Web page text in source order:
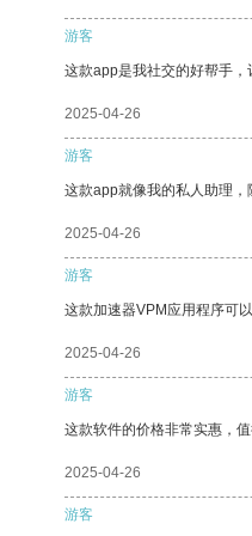
游客
这款app是我社交的好帮手，
2025-04-26
游客
这款app就像我的私人助理
2025-04-26
游客
这款加速器VPM应用程序可
2025-04-26
游客
这款软件的价格非常实惠，值
2025-04-26
游客